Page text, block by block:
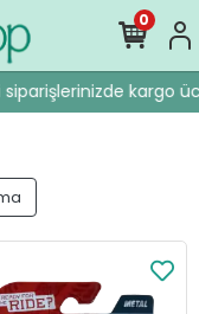
kargo
0